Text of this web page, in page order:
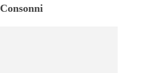
Consonni